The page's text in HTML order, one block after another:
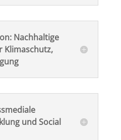
Nachhaltige
Klimaschutz,
und Social